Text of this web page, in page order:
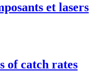
et lasers
of catch rates